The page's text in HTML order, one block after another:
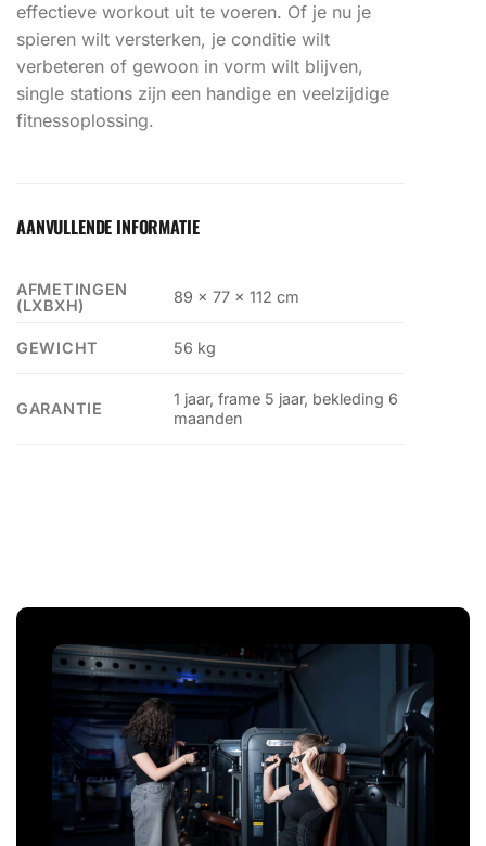
effectieve workout uit te voeren. Of je nu je
spieren wilt versterken, je conditie wilt
verbeteren of gewoon in vorm wilt blijven,
single stations zijn een handige en veelzijdige
fitnessoplossing.
AANVULLENDE INFORMATIE
AFMETINGEN
(LXBXH)
89 x 77 x 112 cm
GEWICHT 56 kg
GARANTIE
1 jaar, frame 5 jaar, bekleding 6
maanden